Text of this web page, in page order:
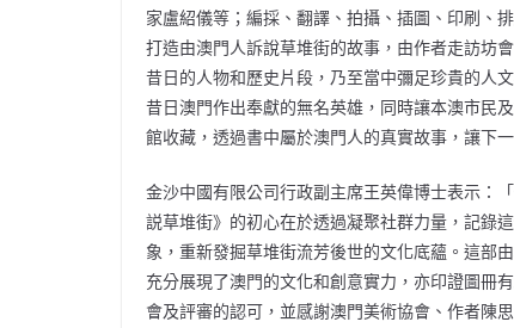
家盧紹儀等；編採、翻譯、拍攝、插圖、印刷、
打造由澳門人訴說草堆街的故事，由作者走訪坊
昔日的人物和歷史片段，乃至當中彌足珍貴的人
昔日澳門作出奉獻的無名英雄，同時讓本澳市民
館收藏，透過書中屬於澳門人的真實故事，讓下
金沙中國有限公司行政副主席王英偉博士表示：
説草堆街》的初心在於透過凝聚社群力量，記錄
象，重新發掘草堆街流芳後世的文化底蘊。這部
充分展現了澳門的文化和創意實力，亦印證圖冊
會及評審的認可，並感謝澳門美術協會、作者陳